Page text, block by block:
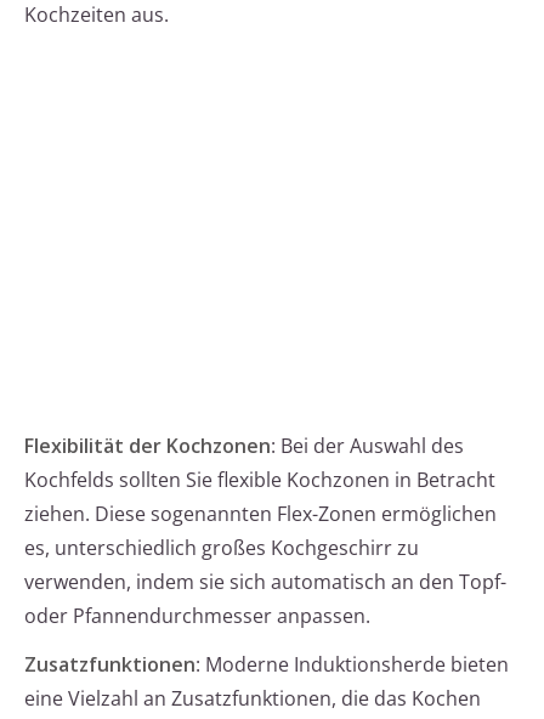
Kochzeiten aus.
Flexibilität der Kochzonen: Bei der Auswahl des
Kochfelds sollten Sie flexible Kochzonen in Betracht
ziehen. Diese sogenannten Flex-Zonen ermöglichen
es, unterschiedlich großes Kochgeschirr zu
verwenden, indem sie sich automatisch an den Topf-
oder Pfannendurchmesser anpassen.
Zusatzfunktionen: Moderne Induktionsherde bieten
eine Vielzahl an Zusatzfunktionen, die das Kochen